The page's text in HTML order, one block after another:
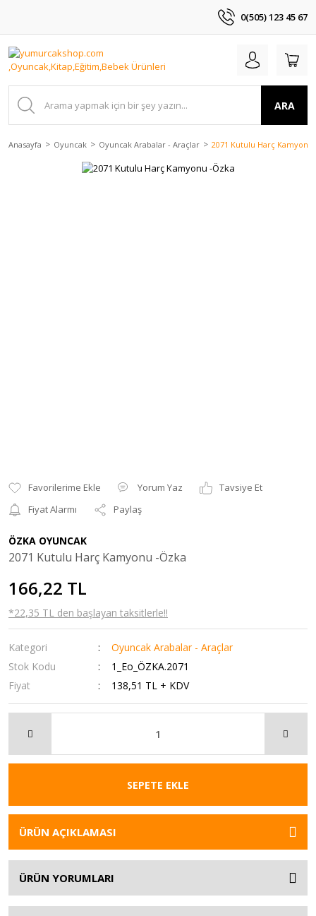
0(505) 123 45 67
ARA
Anasayfa Oyuncak Oyuncak Arabalar - Araçlar 2071 Kutulu Harç Kamyonu
Yorum Yaz
Tavsiye Et
Fiyat Alarmı
Paylaş
ÖZKA OYUNCAK
2071 Kutulu Harç Kamyonu -Özka
166,22 TL
*22,35 TL den başlayan taksitlerle!!
Kategori
Oyuncak Arabalar - Araçlar
Stok Kodu
1_Eo_ÖZKA.2071
Fiyat
138,51 TL + KDV
SEPETE EKLE
ÜRÜN AÇIKLAMASI
ÜRÜN YORUMLARI